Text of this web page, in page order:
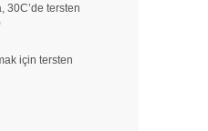
30C’de tersten
için tersten